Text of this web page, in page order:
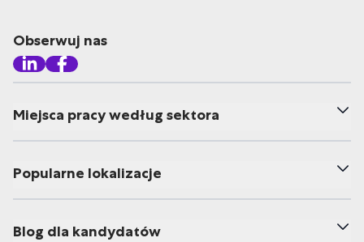
Obserwuj nas
Miejsca pracy według sektora
Popularne lokalizacje
Blog dla kandydatów